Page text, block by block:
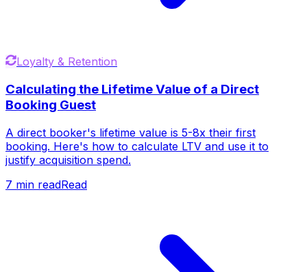
Loyalty & Retention
Calculating the Lifetime Value of a Direct
Booking Guest
A direct booker's lifetime value is 5-8x their first
booking. Here's how to calculate LTV and use it to
justify acquisition spend.
7 min readRead